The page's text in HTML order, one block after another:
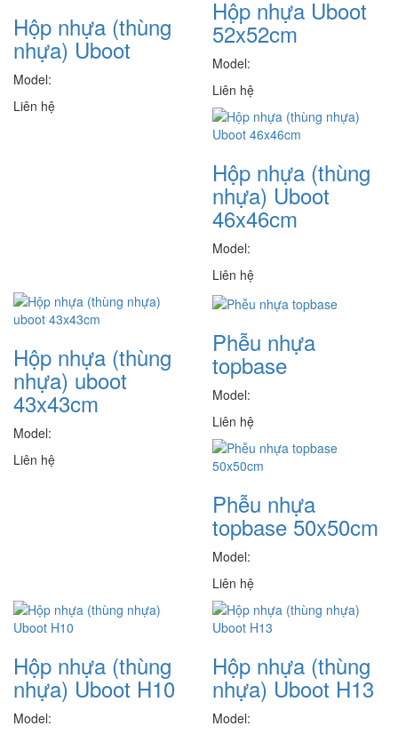
Hộp nhựa (thùng
nhựa) Uboot
Model:
Liên hệ
Hộp nhựa Uboot
52x52cm
Model:
Liên hệ
Hộp nhựa (thùng
nhựa) Uboot
46x46cm
Model:
Liên hệ
Hộp nhựa (thùng
nhựa) uboot
43x43cm
Model:
Liên hệ
Phễu nhựa
topbase
Model:
Liên hệ
Phễu nhựa
topbase 50x50cm
Model:
Liên hệ
Hộp nhựa (thùng
nhựa) Uboot H10
Model:
Hộp nhựa (thùng
nhựa) Uboot H13
Model: